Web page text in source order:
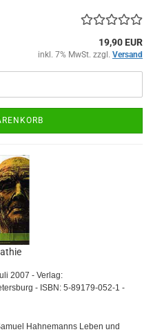
19,90 EUR
inkl. 7% MwSt. zzgl. Versand
2007 - Verlag:
- ISBN: 5-89179-052-1 -
Hahnemanns Leben und